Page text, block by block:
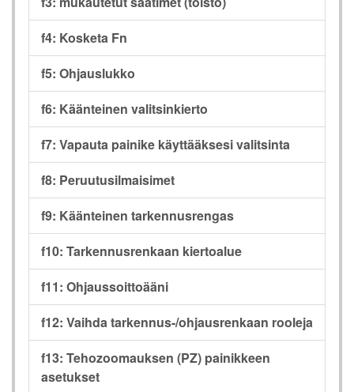
f4: Kosketa Fn
f5: Ohjauslukko
f6: Käänteinen valitsinkierto
f7: Vapauta painike käyttääksesi valitsinta
f8: Peruutusilmaisimet
f9: Käänteinen tarkennusrengas
f10: Tarkennusrenkaan kiertoalue
f11: Ohjaussoittoääni
f12: Vaihda tarkennus-/ohjausrenkaan rooleja
f13: Tehozoomauksen (PZ) painikkeen
asetukset